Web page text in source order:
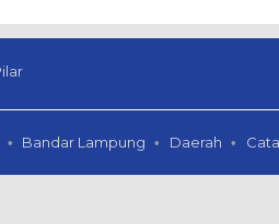
Bandar Lampung Daerah